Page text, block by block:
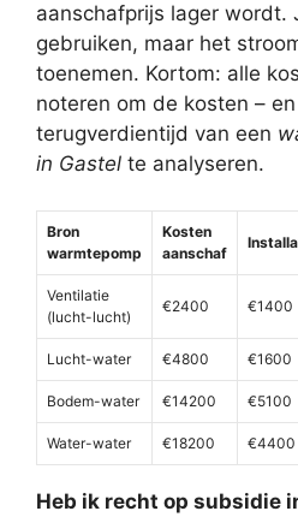
aanschafprijs lager wordt.
gebruiken, maar het
toenemen. Kortom: alle
noteren om de kosten –
terugverdientijd van een
in Gastel te analyseren.
Bron
warmtepomp
Kosten
aanschaf
Ventilatie
(lucht-lucht)
€2400 €1400
Lucht-water €4800 €1600
Bodem-water €14200 €5100
Water-water €18200 €4400
Heb ik recht op subsidie